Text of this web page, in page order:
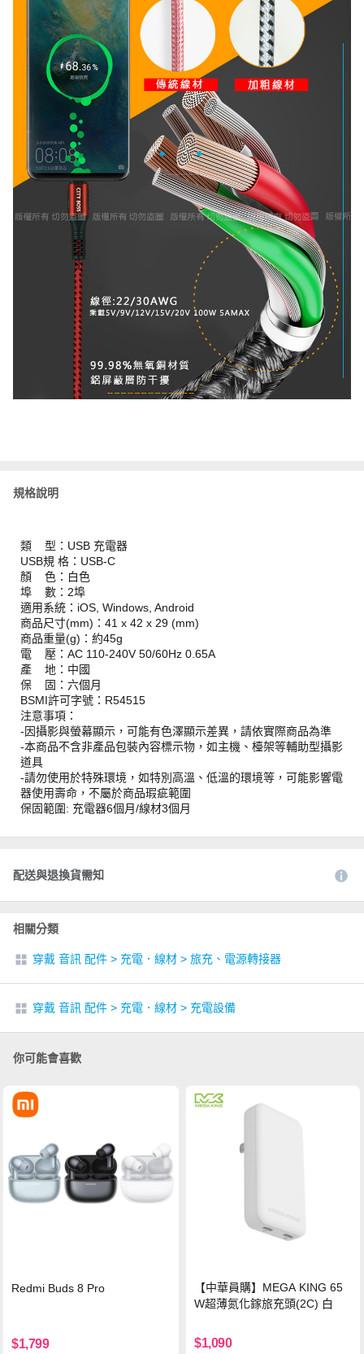
規格說明
類 型：USB 充電器
USB規 格：USB-C
顏 色：白色
埠 數：2埠
適用系統：iOS, Windows, Android
商品尺寸(mm)：41 x 42 x 29 (mm)
商品重量(g)：約45g
電 壓：AC 110-240V 50/60Hz 0.65A
產 地：中國
保 固：六個月
BSMI許可字號：R54515
注意事項：
-因攝影與螢幕顯示，可能有色澤顯示差異，請依實際商品為準
-本商品不含非產品包裝內容標示物，如主機、檯架等輔助型攝影
道具
-請勿使用於特殊環境，如特別高溫、低溫的環境等，可能影響電
器使用壽命，不屬於商品瑕疵範圍
保固範圍: 充電器6個月/線材3個月
配送與退換貨需知
相關分類
穿戴 音訊 配件 > 充電．線材 > 旅充、電源轉接器
穿戴 音訊 配件 > 充電．線材 > 充電設備
你可能會喜歡
Redmi Buds 8 Pro
$1,799
【中華員購】MEGA KING 65
W超薄氮化鎵旅充頭(2C) 白
$1,090